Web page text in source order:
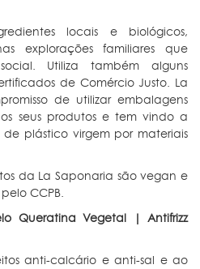
locais e biológicos,
explorações familiares que
Utiliza também alguns
de Comércio Justo. La
de utilizar embalagens
seus produtos e tem vindo a
de plástico virgem por materiais
da La Saponaria são vegan e
CCPB.
Queratina Vegetal
| Antifrizz
anti-calcário e anti-sal e ao